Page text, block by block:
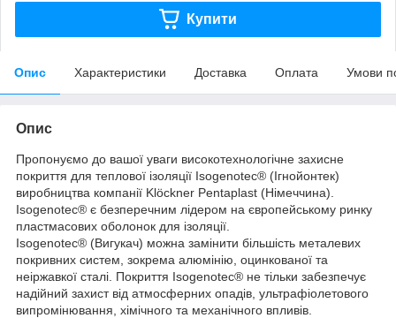
Купити
Опис Характеристики Доставка Оплата Умови
Опис
Пропонуємо до вашої уваги високотехнологічне захисне
покриття для теплової ізоляції Isogenotec® (Ігнойонтек)
виробництва компанії Klöckner Рentaplast (Німеччина).
Isogenotec® є безперечним лідером на європейському ринку
пластмасових оболонок для ізоляції.
Isogenotec® (Вигукач) можна замінити більшість металевих
покривних систем, зокрема алюмінію, оцинкованої та
неіржавкої сталі. Покриття Isogenotec® не тільки забезпечує
надійний захист від атмосферних опадів, ультрафіолетового
випромінювання, хімічного та механічного впливів.